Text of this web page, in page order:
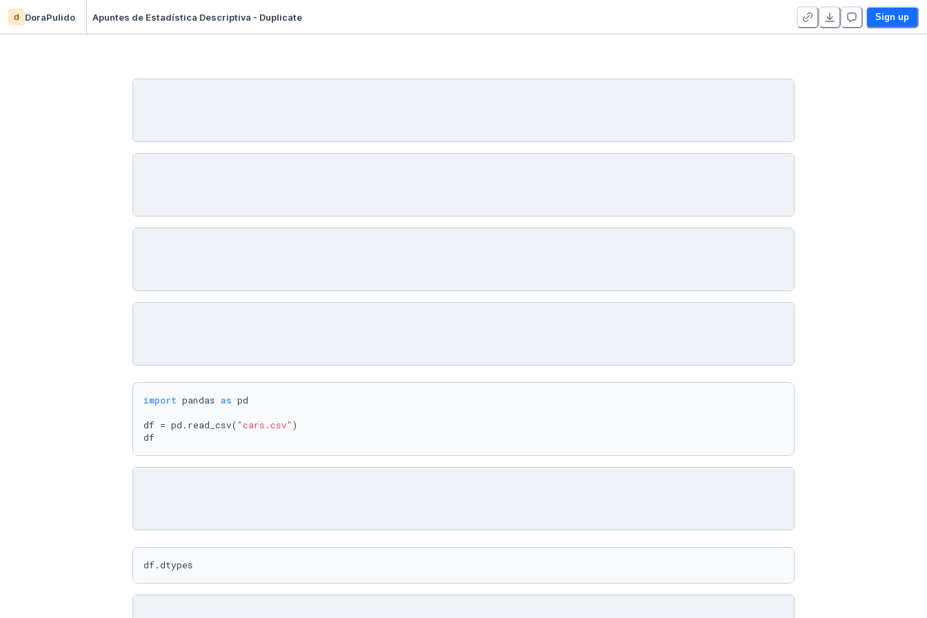
d DoraPulido Apuntes de Estadística Descriptiva - Duplicate Sign up
import pandas as pd
df = pd.read_csv( "cars.csv" )
df
df.dtypes